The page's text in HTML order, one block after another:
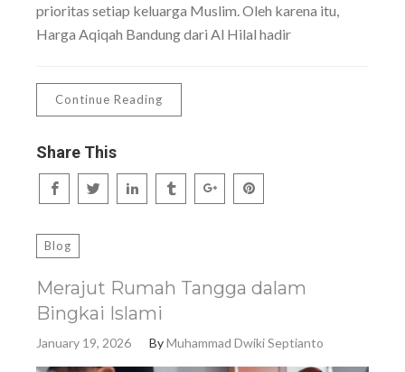
prioritas setiap keluarga Muslim. Oleh karena itu,
Harga Aqiqah Bandung dari Al Hilal hadir
Continue Reading
Share This
Blog
Merajut Rumah Tangga dalam
Bingkai Islami
January 19, 2026 ByMuhammad Dwiki Septianto